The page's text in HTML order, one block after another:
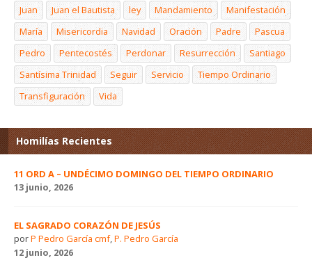
Juan
Juan el Bautista ley Mandamiento
Manifestación
María
Misericordia Navidad Oración Padre
Pascua
Pedro
Pentecostés Perdonar Resurrección
Santiago
Santísima Trinidad
Seguir Servicio
Tiempo Ordinario
Transfiguración
Vida
Homilías Recientes
11 ORD A – UNDÉCIMO DOMINGO DEL TIEMPO ORDINARIO
13 junio, 2026
EL SAGRADO CORAZÓN DE JESÚS
porP Pedro García cmf,P. Pedro García
12 junio, 2026